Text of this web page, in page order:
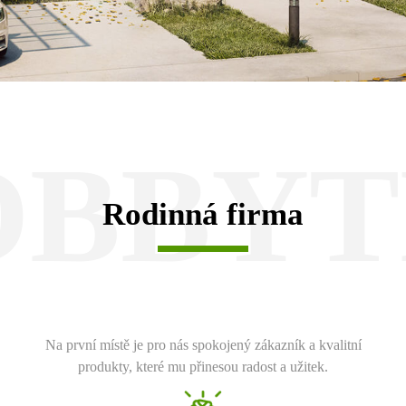
Rodinná firma
Na první místě je pro nás spokojený zákazník a kvalitní
produkty, které mu přinesou radost a užitek.